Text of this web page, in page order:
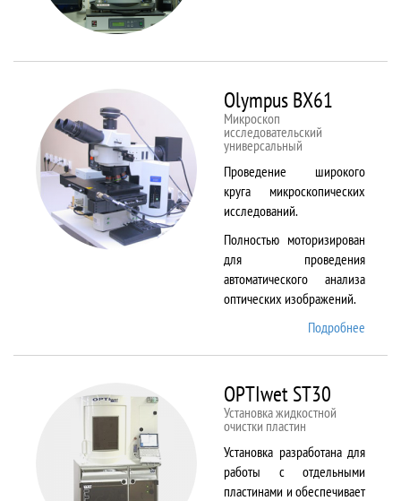
Olympus BX61
Микроскоп
исследовательский
универсальный
Проведение широкого
круга микроскопических
исследований.
Полностью моторизирован
для проведения
автоматического анализа
оптических изображений.
Подробнее
OPTIwet ST30
Установка жидкостной
очистки пластин
Установка разработана для
работы с отдельными
пластинами и обеспечивает